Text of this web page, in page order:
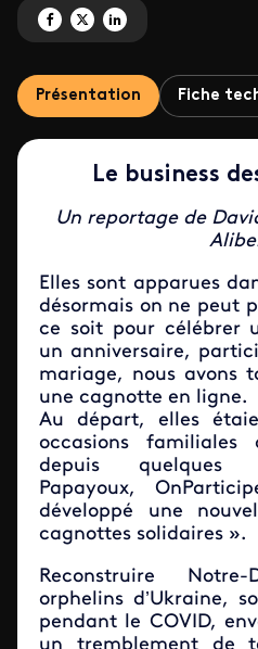
Partagez 'Envoyé spécial' sur Facebook
Partagez 'Envoyé spécial' sur X
Partagez 'Envoyé spécial'
Présentation Fiche
Le business
Un reportage de
Elles sont apparues
désormais on ne peut
ce soit pour célébrer
un anniversaire,
mariage, nous avons
une cagnotte en ligne.
Au départ, elles
occasions
depuis quelques
Papayoux,
développé une
cagnottes solidaires ».
Reconstruire
orphelins d’Ukraine,
pendant le COVID,